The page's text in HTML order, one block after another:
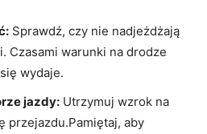
Sprawdź, czy nie nadjeżdżają
Czasami warunki na drodze
wydaje.
‌jazdy: Utrzymuj ⁣wzrok na
‌przejazdu.Pamiętaj,⁣ aby